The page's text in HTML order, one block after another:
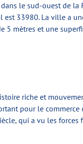
le sud-ouest de la
est 33980. La ville a
mètres et une
riche et
pour le
qui a vu les forces